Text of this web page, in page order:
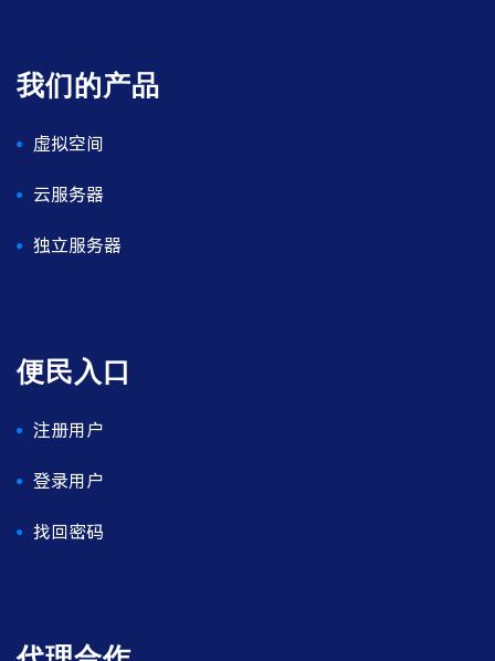
我们的产品
虚拟空间
云服务器
独立服务器
便民入口
注册用户
登录用户
找回密码